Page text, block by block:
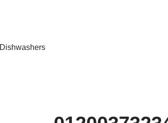
Dishwashers